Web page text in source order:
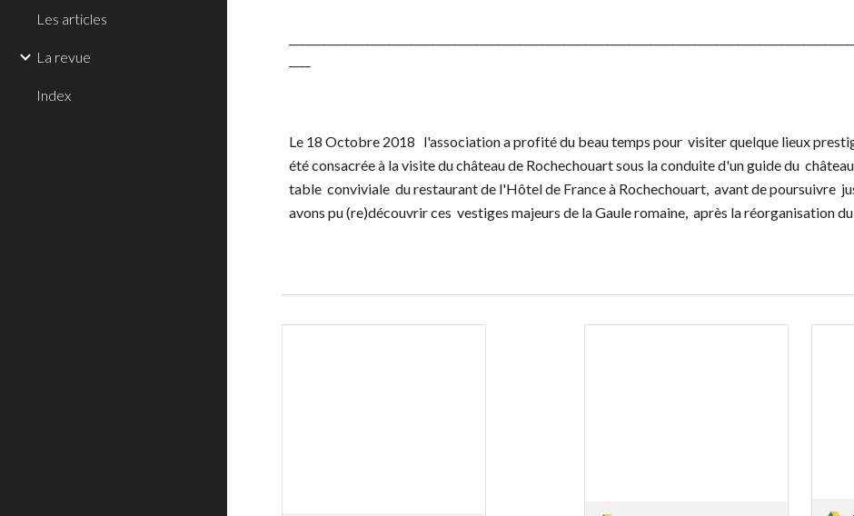
Les articles
La revue
Index
Le 18 Octobre 2018 l'association a profité du beau temps pour  visiter quelque lieux
été consacrée à la visite du château de Rochechouart sous la conduite d'un guide du
table  conviviale  du restaurant de l'Hôtel de France à Rochechouart,  avant de poursuivre
avons pu (re)découvrir ces  vestiges majeurs de la Gaule romaine,  après la réorganisation